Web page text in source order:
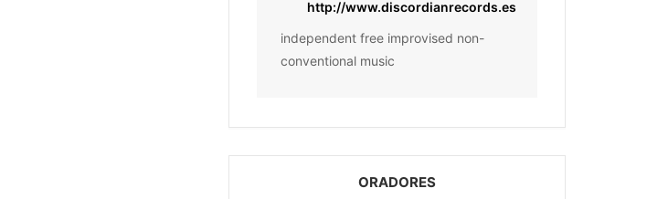
http://www.discordianrecords.es
independent free improvised non-
conventional music
ORADORES